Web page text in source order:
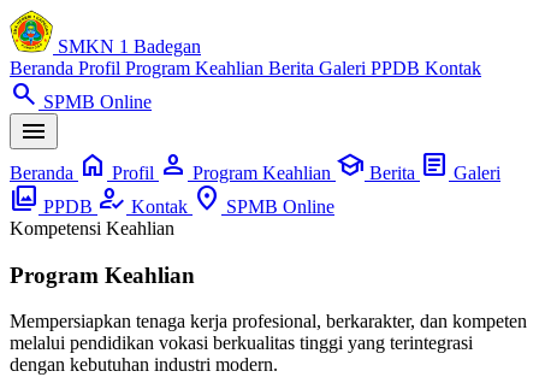
SMKN 1 Badegan
Beranda Profil Program Keahlian Berita Galeri PPDB Kontak
search SPMB Online
menu
Beranda home Profil person Program Keahlian school Berita article Galeri
photo_library PPDB how_to_reg Kontak location_on SPMB Online
Kompetensi Keahlian
Program Keahlian
Mempersiapkan tenaga kerja profesional, berkarakter, dan kompeten
melalui pendidikan vokasi berkualitas tinggi yang terintegrasi
dengan kebutuhan industri modern.